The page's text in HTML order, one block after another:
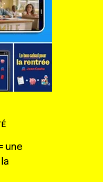
une